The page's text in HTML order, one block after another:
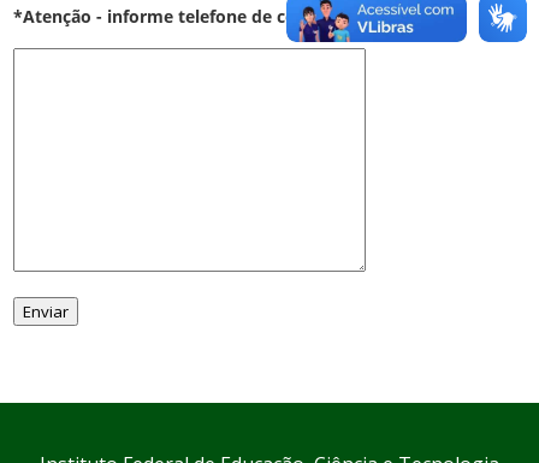
*Atenção - informe telefone de contato